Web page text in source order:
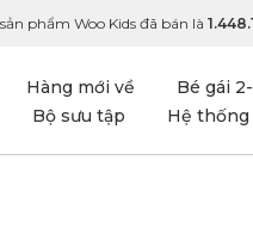
phẩm Woo Kids đã bán là
Hàng mới về Bé gái
Bộ sưu tập Hệ thống